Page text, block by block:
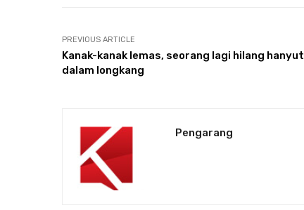
PREVIOUS ARTICLE
Kanak-kanak lemas, seorang lagi hilang hanyut
dalam longkang
Pengarang